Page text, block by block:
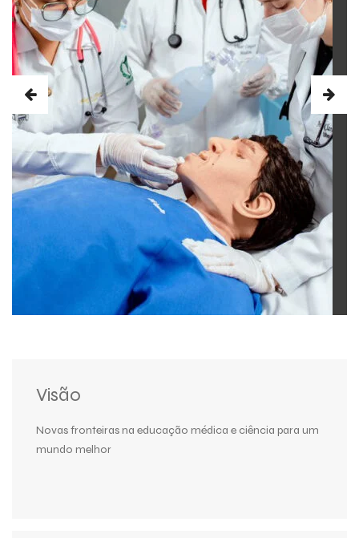
ALUNAS EM AULA PRÁTICA NA UNESULBAHIA
Visão
Novas fronteiras na educação médica e ciência para um
mundo melhor